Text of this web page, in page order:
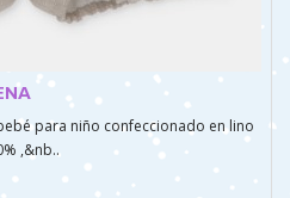
para niño confeccionado en lino
,&nb..